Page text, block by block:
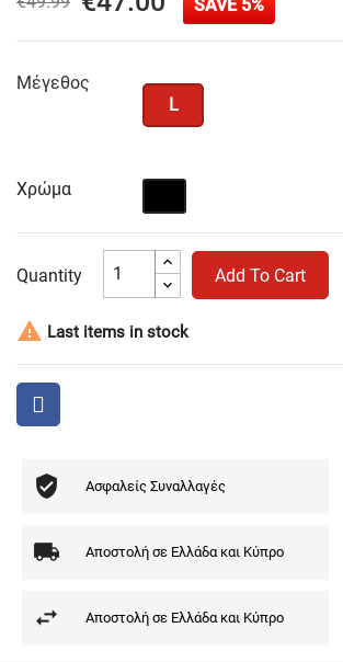
SAVE 5%
Μέγεθος
L
Χρώμα
Quantity Add To Cart
 Last items in stock
Ασφαλείς Συναλλαγές
Αποστολή σε Ελλάδα και Κύπρο
Αποστολή σε Ελλάδα και Κύπρο